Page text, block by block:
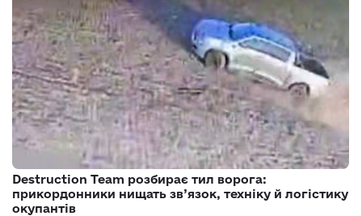
Destruction Team розбирає тил ворога:
прикордонники нищать зв’язок, техніку й логістику
окупантів